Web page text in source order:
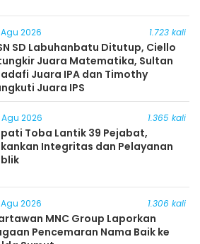
2026 1.723 kali
SD Labuhanbatu Ditutup, Ciello
Juara Matematika, Sultan
Juara IPA dan Timothy
Juara IPS
2026 1.365 kali
Toba Lantik 39 Pejabat,
Integritas dan Pelayanan
2026 1.306 kali
MNC Group Laporkan
Pencemaran Nama Baik ke